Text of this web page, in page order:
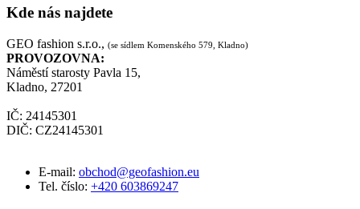
Kde nás najdete
GEO fashion s.r.o., (se sídlem Komenského 579, Kladno)
PROVOZOVNA:
Náměstí starosty Pavla 15,
Kladno, 27201
IČ: 24145301
DIČ: CZ24145301
E-mail: obchod@geofashion.eu
Tel. číslo: +420 603869247